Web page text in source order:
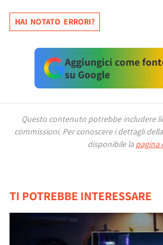
HAI NOTATO ERRORI?
Aggiungici come
su Google
Questo contenuto potrebbe includere
commissioni. Per conoscere i dettagli
disponibile la pagina
TI POTREBBE INTERESSARE